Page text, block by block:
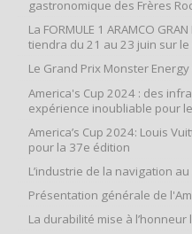
gastronomique des Frères
La FORMULE 1 ARAMCO
tiendra du 21 au 23 juin sur
Le Grand Prix Monster
America's Cup 2024 : des
expérience inoubliable pour
America’s Cup 2024: Louis
pour la 37e édition
L’industrie de la navigation
Présentation générale de
La durabilité mise à l’honneur